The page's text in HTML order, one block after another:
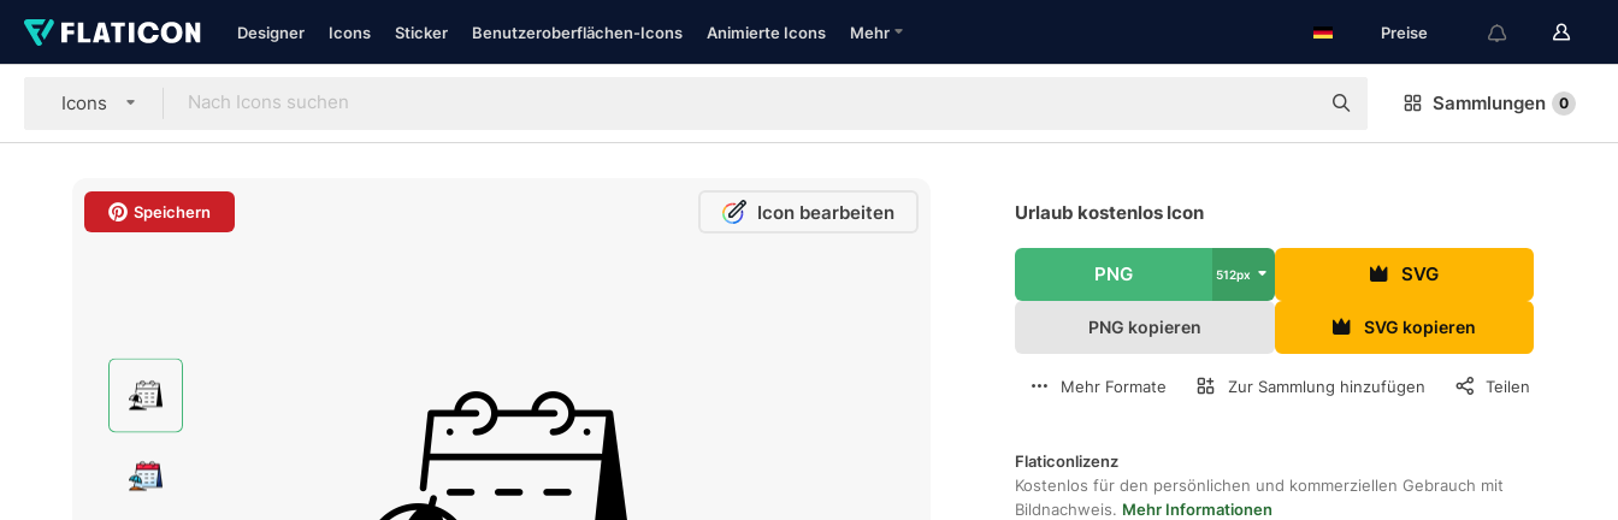
Designer Icons Sticker Benutzeroberflächen-Icons Animierte Icons Mehr Preise
Icons Sammlungen 0
Speichern Icon bearbeiten Urlaub kostenlos Icon
PNG 512px SVG
PNG kopieren SVG kopieren
Mehr Formate Zur Sammlung hinzufügen Teilen
Flaticonlizenz
Kostenlos für den persönlichen und kommerziellen Gebrauch mit
Bildnachweis. Mehr Informationen